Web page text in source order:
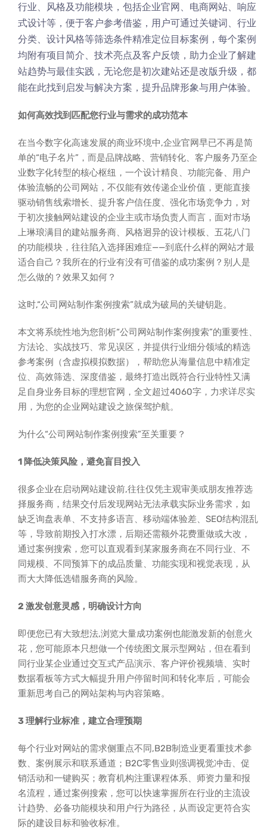
行业、风格及功能模块，包括企业官网、电商网站、响应
式设计等，便于客户参考借鉴，用户可通过关键词、行业
分类、设计风格等筛选条件精准定位目标案例，每个案例
均附有项目简介、技术亮点及客户反馈，助力企业了解建
站趋势与最佳实践，无论您是初次建站还是改版升级，都
能在此找到启发与解决方案，提升品牌形象与用户体验。
如何高效找到匹配您行业与需求的成功范本
在当今数字化高速发展的商业环境中,企业官网早已不再是简
单的“电子名片”，而是品牌战略、营销转化、客户服务乃至企
业数字化转型的核心枢纽，一个设计精良、功能完备、用户
体验流畅的公司网站，不仅能有效传递企业价值，更能直接
驱动销售线索增长、提升客户信任度、强化市场竞争力，对
于初次接触网站建设的企业主或市场负责人而言，面对市场
上琳琅满目的建站服务商、风格迥异的设计模板、五花八门
的功能模块，往往陷入选择困难症——到底什么样的网站才最
适合自己？我所在的行业有没有可借鉴的成功案例？别人是
怎么做的？效果又如何？
这时,“公司网站制作案例搜索”就成为破局的关键钥匙。
本文将系统性地为您剖析“公司网站制作案例搜索”的重要性、
方法论、实战技巧、常见误区，并提供行业细分领域的精选
参考案例（含虚拟模拟数据），帮助您从海量信息中精准定
位、高效筛选、深度借鉴，最终打造出既符合行业特性又满
足自身业务目标的理想官网，全文超过4060字，力求详尽实
用，为您的企业网站建设之旅保驾护航。
为什么“公司网站制作案例搜索”至关重要？
1 降低决策风险，避免盲目投入
很多企业在启动网站建设前,往往仅凭主观审美或朋友推荐选
择服务商，结果交付后发现网站无法承载实际业务需求，如
缺乏询盘表单、不支持多语言、移动端体验差、SEO结构混乱
等，导致前期投入打水漂，后期还需额外花费重做或大改，
通过案例搜索，您可以直观看到某家服务商在不同行业、不
同规模、不同预算下的成品质量、功能实现和视觉表现，从
而大大降低选错服务商的风险。
2 激发创意灵感，明确设计方向
即便您已有大致想法,浏览大量成功案例也能激发新的创意火
花，您可能原本只想做一个传统图文展示型网站，但在看到
同行业某企业通过交互式产品演示、客户评价视频墙、实时
数据看板等方式大幅提升用户停留时间和转化率后，可能会
重新思考自己的网站架构与内容策略。
3 理解行业标准，建立合理预期
每个行业对网站的需求侧重点不同,B2B制造业更看重技术参
数、案例展示和联系通道；B2C零售业则强调视觉冲击、促
销活动和一键购买；教育机构注重课程体系、师资力量和报
名流程，通过案例搜索，您可以快速掌握所在行业的主流设
计趋势、必备功能模块和用户行为路径，从而设定更符合实
际的建设目标和验收标准。